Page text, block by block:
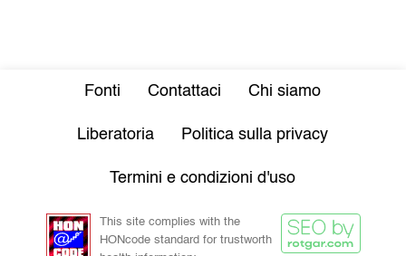
Fonti Contattaci Chi siamo
Liberatoria Politica sulla privacy
Termini e condizioni d'uso
This site complies with the
HONcode standard for trustworth